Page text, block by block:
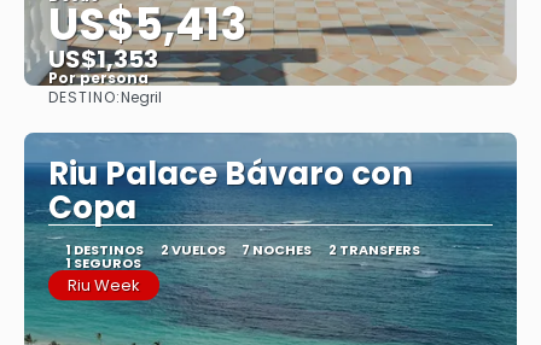
US$5,413
US$1,353
Por persona
DESTINO:Negril
Riu Palace Bávaro con
Copa
1 DESTINOS 2 VUELOS 7 NOCHES 2 TRANSFERS
1 SEGUROS
Riu Week